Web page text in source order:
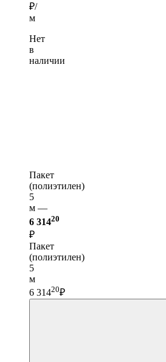
₽/
м
Нет
в
наличии
Пакет
(полиэтилен)
5
м —
6 31420
₽
Пакет
(полиэтилен)
5
м
6 31420₽